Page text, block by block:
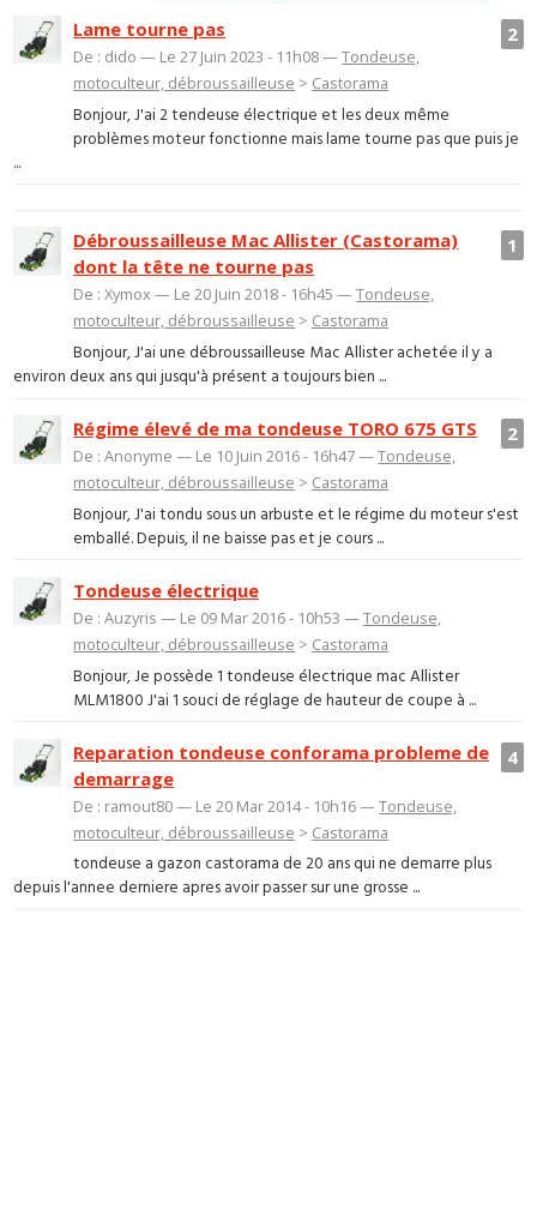
2
Lame tourne pas
De : dido — Le 27 Juin 2023 - 11h08 —Tondeuse,
motoculteur, débroussailleuse > Castorama
Bonjour, J'ai 2 tendeuse électrique et les deux même
problèmes moteur fonctionne mais lame tourne pas que puis je
...
1
Débroussailleuse Mac Allister (Castorama)
dont la tête ne tourne pas
De : Xymox — Le 20 Juin 2018 - 16h45 —Tondeuse,
motoculteur, débroussailleuse > Castorama
Bonjour, J'ai une débroussailleuse Mac Allister achetée il y a
environ deux ans qui jusqu'à présent a toujours bien ...
2
Régime élevé de ma tondeuse TORO 675 GTS
De : Anonyme — Le 10 Juin 2016 - 16h47 —Tondeuse,
motoculteur, débroussailleuse > Castorama
Bonjour, J'ai tondu sous un arbuste et le régime du moteur s'est
emballé. Depuis, il ne baisse pas et je cours ...
Tondeuse électrique
De : Auzyris — Le 09 Mar 2016 - 10h53 —Tondeuse,
motoculteur, débroussailleuse > Castorama
Bonjour, Je possède 1 tondeuse électrique mac Allister
MLM1800 J'ai 1 souci de réglage de hauteur de coupe à ...
4
Reparation tondeuse conforama probleme de
demarrage
De : ramout80 — Le 20 Mar 2014 - 10h16 —Tondeuse,
motoculteur, débroussailleuse > Castorama
tondeuse a gazon castorama de 20 ans qui ne demarre plus
depuis l'annee derniere apres avoir passer sur une grosse ...